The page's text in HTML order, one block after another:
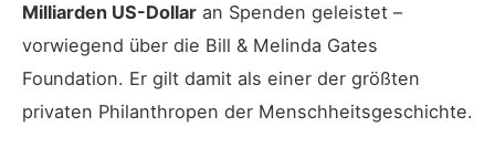
Milliarden US-Dollar an Spenden geleistet –
vorwiegend über die Bill & Melinda Gates
Foundation. Er gilt damit als einer der größten
privaten Philanthropen der Menschheitsgeschichte.